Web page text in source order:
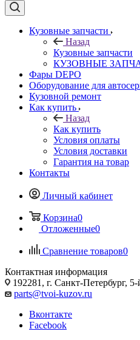
Кузовные запчасти
Назад
Кузовные запчасти
КУЗОВНЫЕ
Фары DEPO
Оборудование для
Кузовной ремонт
Как купить
Назад
Как купить
Условия оплаты
Условия доставки
Гарантия на товар
Контакты
Личный кабинет
Корзина0
Отложенные0
Сравнение товаров0
Контактная информация
192281, г. Санкт-Петербург,
parts@tvoi-kuzov.ru
Вконтакте
Facebook